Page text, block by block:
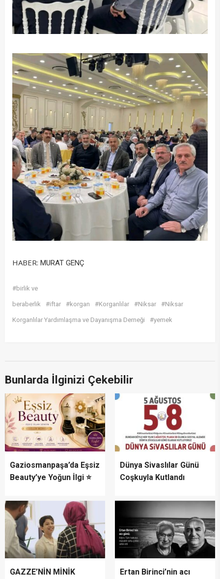
HABER: MURAT GENÇ
#birlik ve
beraberlik #iftar #korgan #Korganlılar #Niksar #Niksar
Korganlılar Yardımlaşma ve Dayanışma Derneği #yemek
Bunlarda İlginizi Çekebilir
Gaziosmanpaşa’da Eşsiz
Beauty’ye Yoğun İlgi ⭐
Dünya Sivaslılar Günü
Coşkuyla Kutlandı
GAZZE’NİN MİNİK
Ertan Birinci’nin acı